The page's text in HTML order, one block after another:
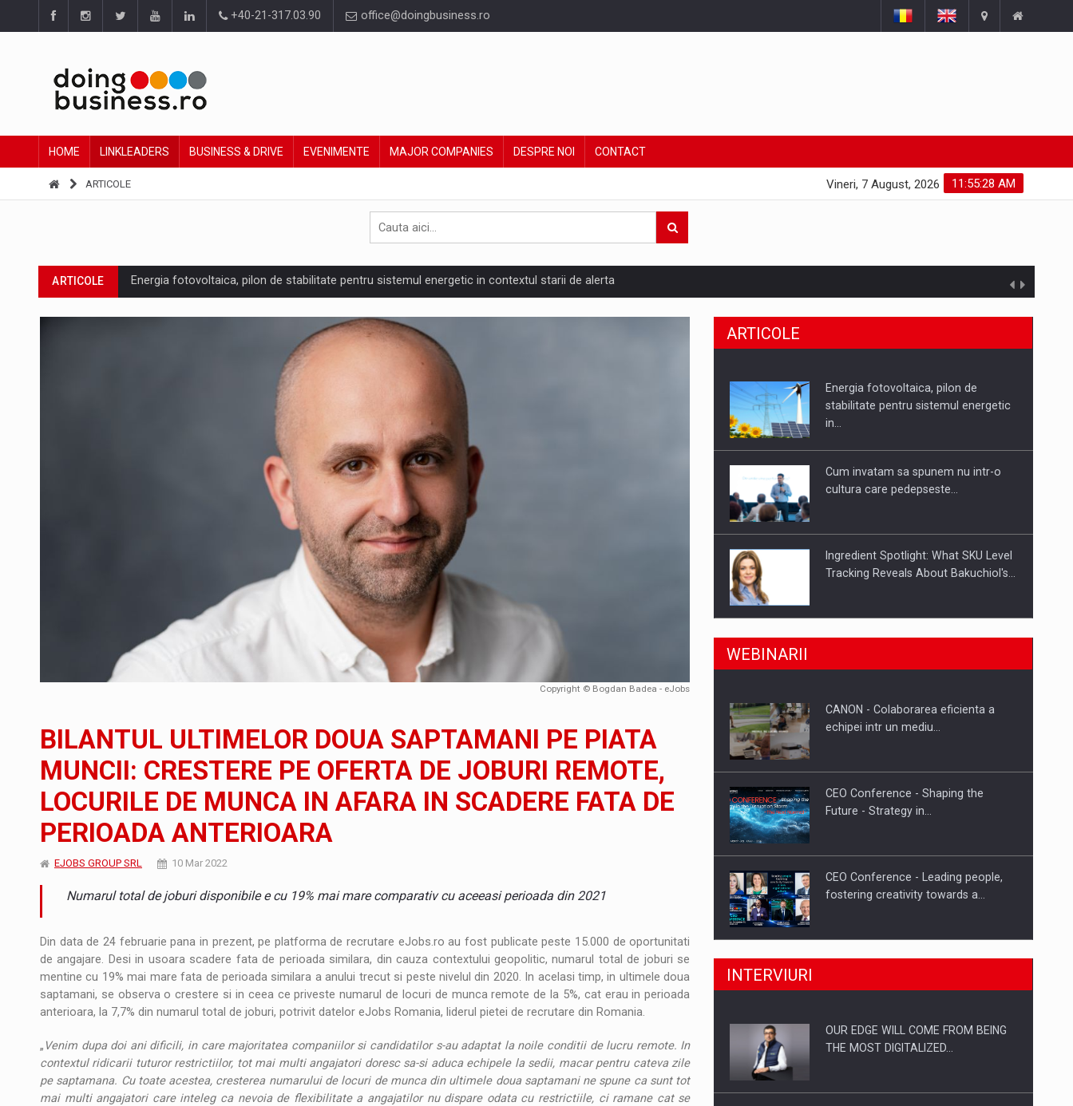
+40-21-317.03.90 office@doingbusiness.ro
HOME LINKLEADERS BUSINESS & DRIVE EVENIMENTE MAJOR COMPANIES DESPRE NOI CONTACT
ARTICOLE 11:55:29 AM
Vineri, 7 August, 2026
ARTICOLE Energia fotovoltaica, pilon de stabilitate pentru sistemul energetic in contextul starii de alerta
ARTICOLE Cum invatam sa spunem nu intr-o cultura care pedepseste granitele?
Ingredient Spotlight: What SKU Level Tracking Reveals About Bakuchiol's Evolution
Producatorii si comerciantii care nu se supun noilor reglementari UE privind ambalajele pot risca retragerea produselor din piata
CU BATERIILE PERMANENT INCARCATE
PUTTING ROMANIAN CORPORATE COMPANIES ON THE INTERNATIONAL BUSINESS SCENE
OUR EDGE WILL COME FROM BEING THE MOST DIGITALIZED WHOLESALER IN ROMANIA
COFFEE IS OUR LOVE LANGUAGE
Hard Enduro Piatra Craiului 2026, fueled by benzinariile RO concept OSCAR – peste 500 de participanti
Fondul de investitii BoldMind si echipa de management a Pall-Ex, liderul pietei de transport paletizat din Romania, preiau compania intr-o tranzactie de peste 25…
STIRI RANGE ROVER DEZVALUIE AL CINCILEA MEMBRU AL FAMILIEI: RANGE ROVER GT
STIRI JAECOO 5 SHS-H a ajuns in Romania
ARTICOLE Proteinmaxxing and the Future of Protein Demand
Copyright © Bogdan Badea - eJobs
BILANTUL ULTIMELOR DOUA SAPTAMANI PE PIATA
MUNCII: CRESTERE PE OFERTA DE JOBURI REMOTE,
LOCURILE DE MUNCA IN AFARA IN SCADERE FATA DE
PERIOADA ANTERIOARA
EJOBS GROUP SRL 10 Mar 2022
Numarul total de joburi disponibile e cu 19% mai mare comparativ cu aceeasi perioada din 2021
Din data de 24 februarie pana in prezent, pe platforma de recrutare eJobs.ro au fost publicate peste 15.000 de oportunitati
de angajare. Desi in usoara scadere fata de perioada similara, din cauza contextului geopolitic, numarul total de joburi se
mentine cu 19% mai mare fata de perioada similara a anului trecut si peste nivelul din 2020. In acelasi timp, in ultimele doua
saptamani, se observa o crestere si in ceea ce priveste numarul de locuri de munca remote de la 5%, cat erau in perioada
anterioara, la 7,7% din numarul total de joburi, potrivit datelor eJobs Romania, liderul pietei de recrutare din Romania.
„ Venim dupa doi ani dificili, in care majoritatea companiilor si candidatilor s-au adaptat la noile conditii de lucru remote. In
contextul ridicarii tuturor restrictiilor, tot mai multi angajatori doresc sa-si aduca echipele la sedii, macar pentru cateva zile
pe saptamana. Cu toate acestea, cresterea numarului de locuri de munca din ultimele doua saptamani ne spune ca sunt tot
mai multi angajatori care inteleg ca nevoia de flexibilitate a angajatilor nu dispare odata cu restrictiile, ci ramane cat se
ARTICOLE
Energia fotovoltaica, pilon de
stabilitate pentru sistemul energetic
in…
Cum invatam sa spunem nu intr-o
cultura care pedepseste…
Ingredient Spotlight: What SKU Level
Tracking Reveals About Bakuchiol's…
Producatorii si comerciantii care nu
Proteinmaxxing and the Future of
WEBINARII
CANON - Colaborarea eficienta a
echipei intr un mediu…
CEO Conference - Shaping the
Future - Strategy in…
CEO Conference - Leading people,
fostering creativity towards a…
CEO Conference - Shaping The
Webinar - Business Evolution-
INTERVIURI
OUR EDGE WILL COME FROM BEING
THE MOST DIGITALIZED…